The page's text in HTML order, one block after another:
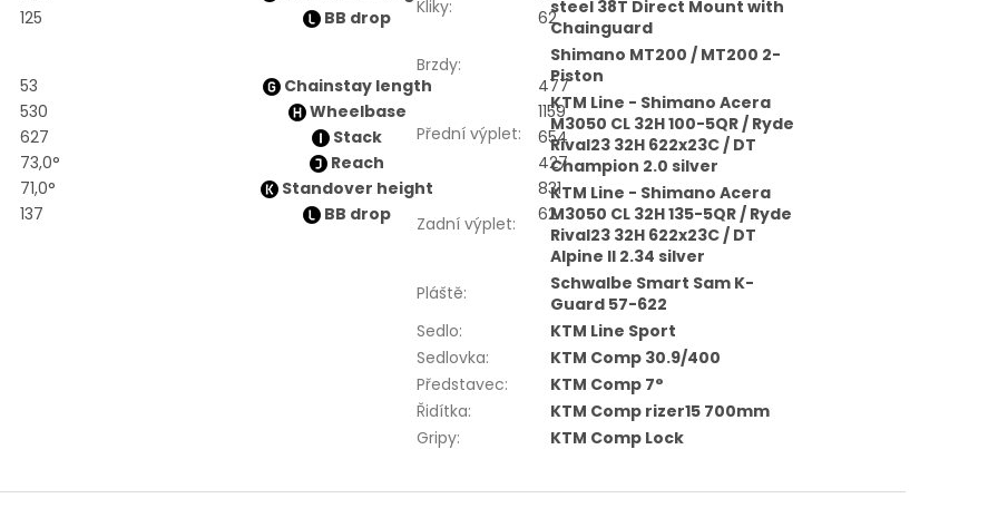
125
BB drop
62
53
530
627
73,0°
71,0°
137
Chainstay length
477
Wheelbase
1159
Stack
654
Reach
427
Standover height
831
BB drop
62
Kliky:
steel 38T Direct Mount with
Chainguard
Brzdy:
Shimano MT200 / MT200 2-
Piston
Přední výplet:
KTM Line - Shimano Acera
M3050 CL 32H 100-5QR / Ryde
Rival23 32H 622x23C / DT
Champion 2.0 silver
Zadní výplet:
KTM Line - Shimano Acera
M3050 CL 32H 135-5QR / Ryde
Rival23 32H 622x23C / DT
Alpine II 2.34 silver
Pláště:
Schwalbe Smart Sam K-
Guard 57-622
Sedlo:
KTM Line Sport
Sedlovka:
KTM Comp 30.9/400
Představec:
KTM Comp 7°
Řidítka:
KTM Comp rizer15 700mm
Gripy: KTM Comp Lock